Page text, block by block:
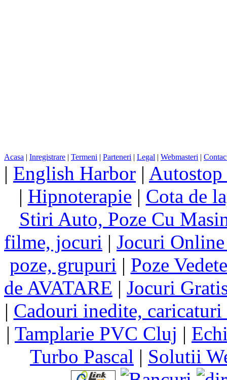
Acasa | Inregistrare | Termeni | Parteneri | Legal | Webmasteri |
| English Harbor |
| Hipnoterapie | Cota de
Stiri Auto, Poze Cu
filme, jocuri | Jocuri
poze, grupuri | Poze
de AVATARE | Jocuri
| Cadouri inedite,
| Tamplarie PVC Cluj |
Turbo Pascal | Solutii